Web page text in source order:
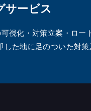
サービス
視化・対策立案・ロ
た地に足のついた対